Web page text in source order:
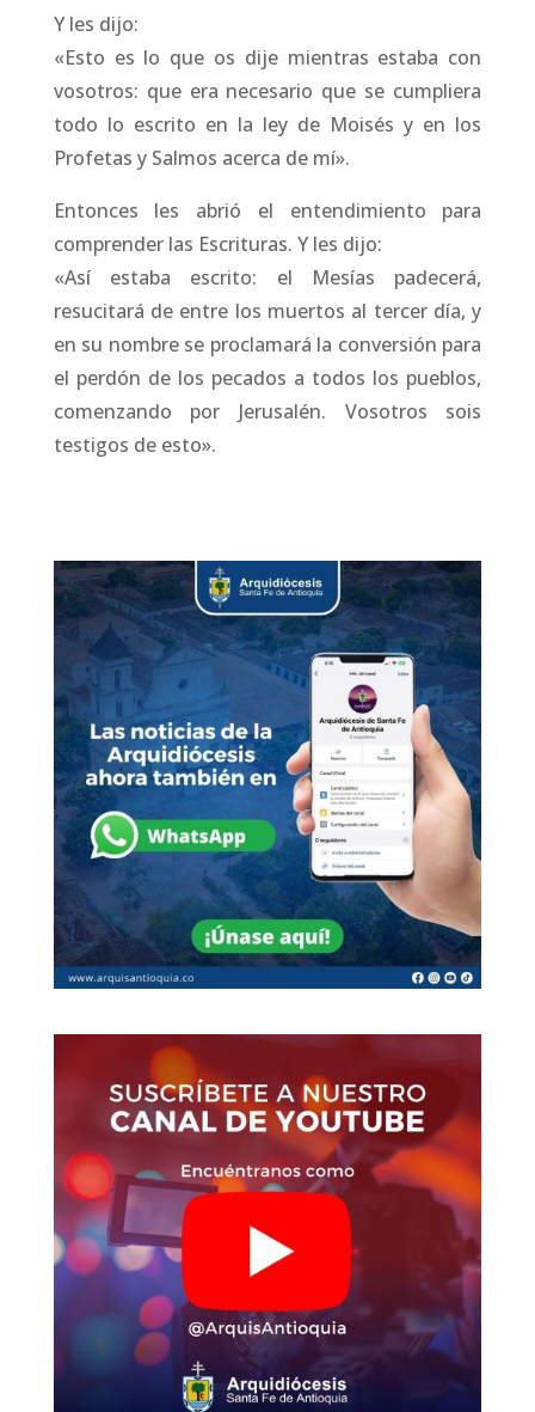
Y les dijo:
«Esto es lo que os dije mientras estaba con
vosotros: que era necesario que se cumpliera
todo lo escrito en la ley de Moisés y en los
Profetas y Salmos acerca de mí».
Entonces les abrió el entendimiento para
comprender las Escrituras. Y les dijo:
«Así estaba escrito: el Mesías padecerá,
resucitará de entre los muertos al tercer día, y
en su nombre se proclamará la conversión para
el perdón de los pecados a todos los pueblos,
comenzando por Jerusalén. Vosotros sois
testigos de esto».